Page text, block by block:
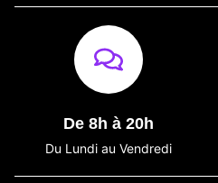
De 8h à 20h
Du Lundi au Vendredi